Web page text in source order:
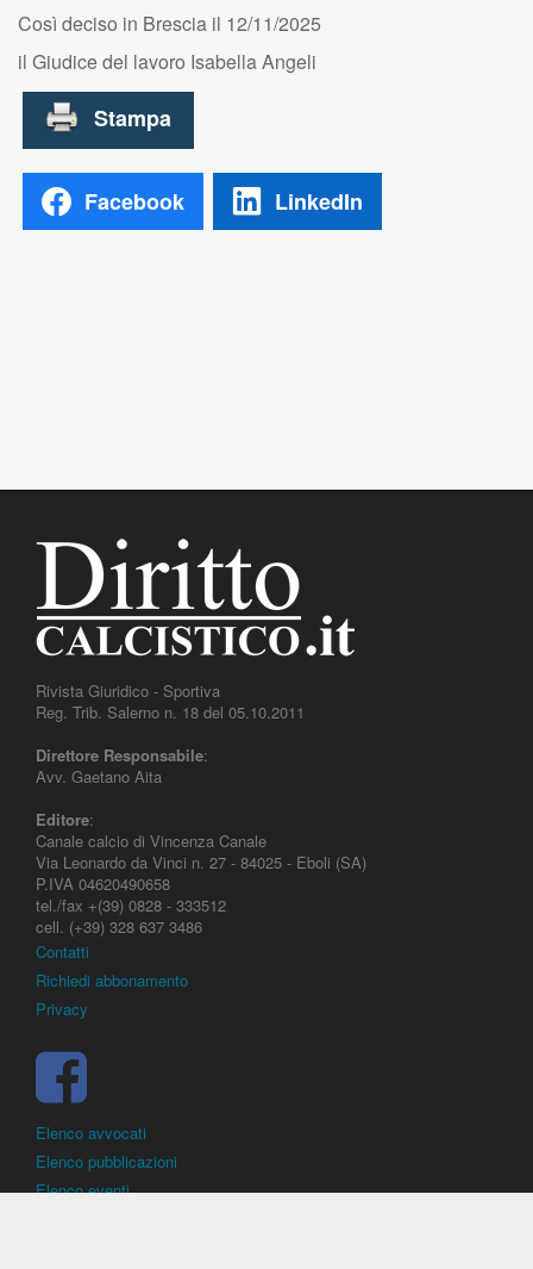
Così deciso in Brescia il 12/11/2025
il Giudice del lavoro Isabella Angeli
Facebook LinkedIn
Rivista Giuridico - Sportiva
Reg. Trib. Salerno n. 18 del 05.10.2011
Direttore Responsabile:
Avv. Gaetano Aita
Editore:
Canale calcio di Vincenza Canale
Via Leonardo da Vinci n. 27 - 84025 - Eboli (SA)
P.IVA 04620490658
tel./fax +(39) 0828 - 333512
cell. (+39) 328 637 3486
Contatti
Richiedi abbonamento
Privacy
Elenco avvocati
Elenco pubblicazioni
Elenco eventi